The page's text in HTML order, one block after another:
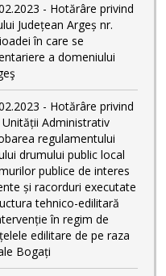
- Hotărâre privind
Județean Argeș nr.
în care se
a domeniului
- Hotărâre privind
Administrativ
regulamentului
drumului public local
publice de interes
și racorduri executate
tehnico-edilitară
în regim de
edilitare de pe raza
Bogați